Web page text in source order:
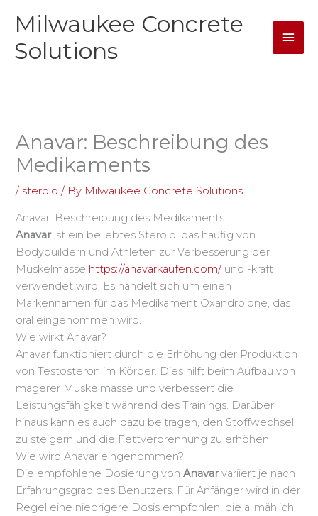
content
Milwaukee Concrete
Solutions
Anavar: Beschreibung des
Medikaments
/ steroid / By Milwaukee Concrete Solutions
Anavar: Beschreibung des Medikaments
Anavarist ein beliebtes Steroid, das häufig von
Bodybuildern und Athleten zur Verbesserung der
Muskelmasse https://anavarkaufen.com/ und -kraft
verwendet wird. Es handelt sich um einen
Markennamen für das Medikament Oxandrolone, das
oral eingenommen wird.
Wie wirkt Anavar?
Anavar funktioniert durch die Erhöhung der Produktion
von Testosteron im Körper. Dies hilft beim Aufbau von
magerer Muskelmasse und verbessert die
Leistungsfähigkeit während des Trainings. Darüber
hinaus kann es auch dazu beitragen, den Stoffwechsel
zu steigern und die Fettverbrennung zu erhöhen.
Wie wird Anavar eingenommen?
Die empfohlene Dosierung vonAnavarvariiert je nach
Erfahrungsgrad des Benutzers. Für Anfänger wird in der
Regel eine niedrigere Dosis empfohlen, die allmählich